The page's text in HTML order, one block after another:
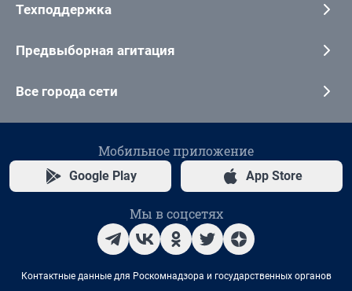
Техподдержка
Предвыборная агитация
Все города сети
Мобильное приложение
Google Play App Store
Мы в соцсетях
Контактные данные для Роскомнадзора и государственных органов